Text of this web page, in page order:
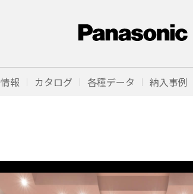
報 カタログ 各種データ 納入事例